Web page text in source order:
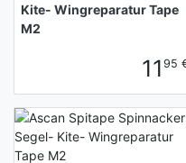
Kite- Wingreparatur Tape
M2
11 95